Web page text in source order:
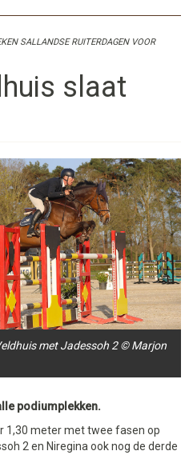
SALLANDSE RUITERDAGEN VOOR
slaat
met Jadessoh 2 © Marjon
podiumplekken.
1,30 meter met twee fasen op
2 en Niregina ook nog de derde